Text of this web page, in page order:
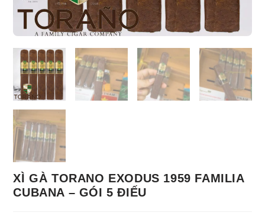
XÌ GÀ TORANO EXODUS 1959 FAMILIA
CUBANA – GÓI 5 ĐIẾU